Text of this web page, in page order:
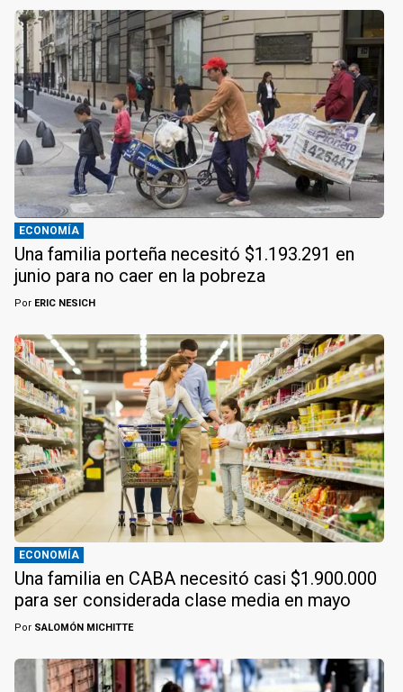
ECONOMÍA
Una familia porteña necesitó $1.193.291 en
junio para no caer en la pobreza
Por ERIC NESICH
ECONOMÍA
Una familia en CABA necesitó casi $1.900.000
para ser considerada clase media en mayo
Por SALOMÓN MICHITTE